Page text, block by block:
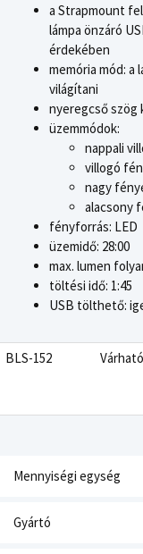
a Strapmount
lámpa önzáró
érdekében
memória mód: a
világítani
nyeregcső szög
üzemmódok:
nappali
villogó
nagy
alacsony
fényforrás: LED
üzemidő: 28:00
max. lumen
töltési idő: 1:45
USB tölthető:
BLS-152
Mennyiségi egység
Gyártó